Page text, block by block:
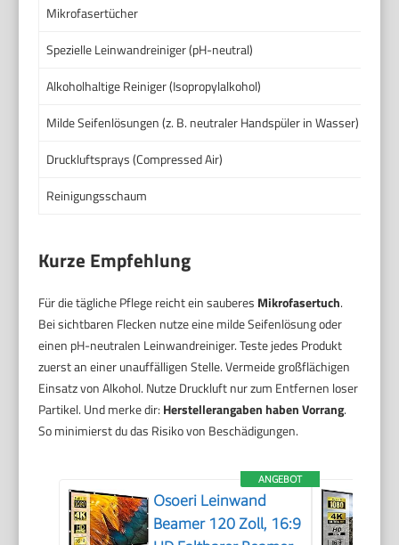
Mikrofasertücher
Spezielle Leinwandreiniger (pH-neutral)
Alkoholhaltige Reiniger (Isopropylalkohol)
Milde Seifenlösungen (z. B. neutraler Handspüler in Wasser)
Druckluftsprays (Compressed Air)
Reinigungsschaum
Kurze Empfehlung
Für die tägliche Pflege reicht ein sauberes Mikrofasertuch.
Bei sichtbaren Flecken nutze eine milde Seifenlösung oder
einen pH-neutralen Leinwandreiniger. Teste jedes Produkt
zuerst an einer unauffälligen Stelle. Vermeide großflächigen
Einsatz von Alkohol. Nutze Druckluft nur zum Entfernen loser
Partikel. Und merke dir: Herstellerangaben haben Vorrang.
So minimierst du das Risiko von Beschädigungen.
ANGEBOT
Osoeri Leinwand
Beamer 120 Zoll, 16:9